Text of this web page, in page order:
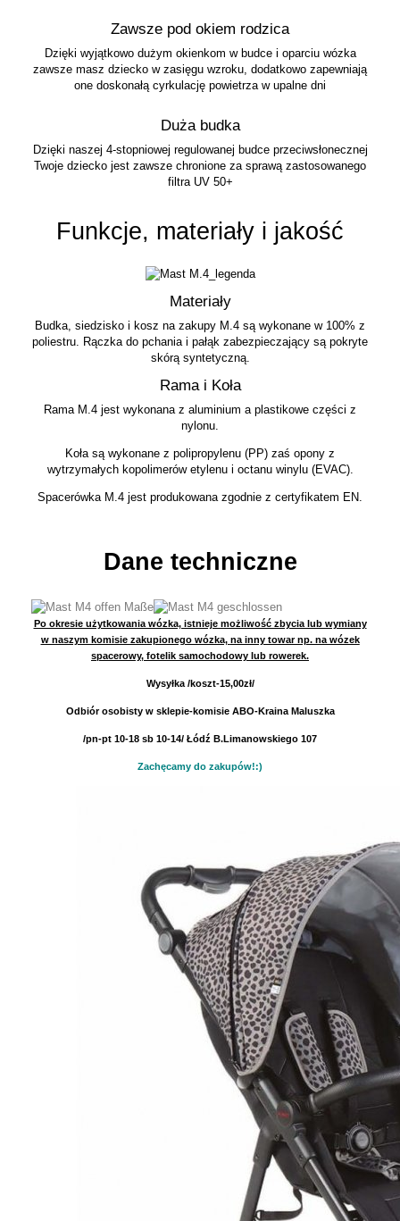
Zawsze pod okiem rodzica
Dzięki wyjątkowo dużym okienkom w budce i oparciu wózka
zawsze masz dziecko w zasięgu wzroku, dodatkowo zapewniają
one doskonałą cyrkulację powietrza w upalne dni
Duża budka
Dzięki naszej 4-stopniowej regulowanej budce przeciwsłonecznej
Twoje dziecko jest zawsze chronione za sprawą zastosowanego
filtra UV 50+
Funkcje, materiały i jakość
Materiały
Budka, siedzisko i kosz na zakupy M.4 są wykonane w 100% z
poliestru. Rączka do pchania i pałąk zabezpieczający są pokryte
skórą syntetyczną.
Rama i Koła
Rama M.4 jest wykonana z aluminium a plastikowe części z
nylonu.
Koła są wykonane z polipropylenu (PP) zaś opony z
wytrzymałych kopolimerów etylenu i octanu winylu (EVAC).
Spacerówka M.4 jest produkowana zgodnie z certyfikatem EN.
Dane techniczne
Po okresie użytkowania wózka, istnieje możliwość zbycia lub wymiany
w naszym komisie zakupionego wózka, na inny towar np. na wózek
spacerowy, fotelik samochodowy lub rowerek.
Wysyłka /koszt-15,00zł/
Odbiór osobisty w sklepie-komisie ABO-Kraina Maluszka
/pn-pt 10-18 sb 10-14/ Łódź B.Limanowskiego 107
Zachęcamy do zakupów!:)